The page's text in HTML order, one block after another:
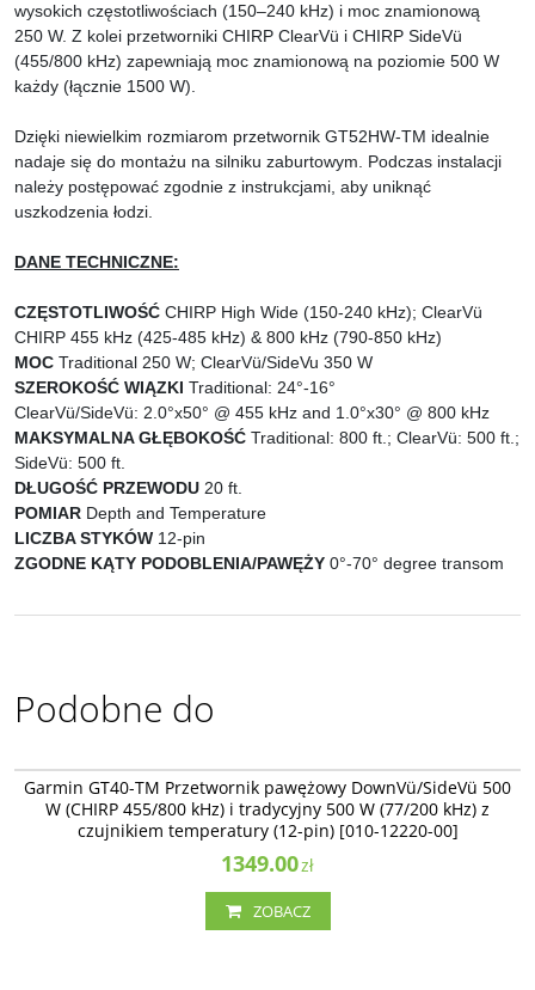
wysokich częstotliwościach (150–240 kHz) i moc znamionową
250 W. Z kolei przetworniki CHIRP ClearVü i CHIRP SideVü
(455/800 kHz) zapewniają moc znamionową na poziomie 500 W
każdy (łącznie 1500 W).
Dzięki niewielkim rozmiarom przetwornik GT52HW-TM idealnie
nadaje się do montażu na silniku zaburtowym. Podczas instalacji
należy postępować zgodnie z instrukcjami, aby uniknąć
uszkodzenia łodzi.
DANE TECHNICZNE:
CZĘSTOTLIWOŚĆ CHIRP High Wide (150-240 kHz); ClearVü
CHIRP 455 kHz (425-485 kHz) & 800 kHz (790-850 kHz)
MOC Traditional 250 W; ClearVü/SideVu 350 W
SZEROKOŚĆ WIĄZKI Traditional: 24°-16°
ClearVü/SideVü: 2.0°x50° @ 455 kHz and 1.0°x30° @ 800 kHz
MAKSYMALNA GŁĘBOKOŚĆ Traditional: 800 ft.; ClearVü: 500 ft.;
SideVü: 500 ft.
DŁUGOŚĆ PRZEWODU 20 ft.
POMIAR Depth and Temperature
LICZBA STYKÓW 12-pin
ZGODNE KĄTY PODOBLENIA/PAWĘŻY 0°-70° degree transom
Podobne do
Garmin GT40-TM Przetwornik pawężowy DownVü/SideVü 500
W (CHIRP 455/800 kHz) i tradycyjny 500 W (77/200 kHz) z
czujnikiem temperatury (12-pin) [010-12220-00]
1349.00zł
ZOBACZ